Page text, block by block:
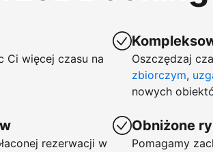
Ci więcej czasu na
rezerwacji w
Oszczędzaj
zbiorczym,
nowych
Obniżone
Pomagamy